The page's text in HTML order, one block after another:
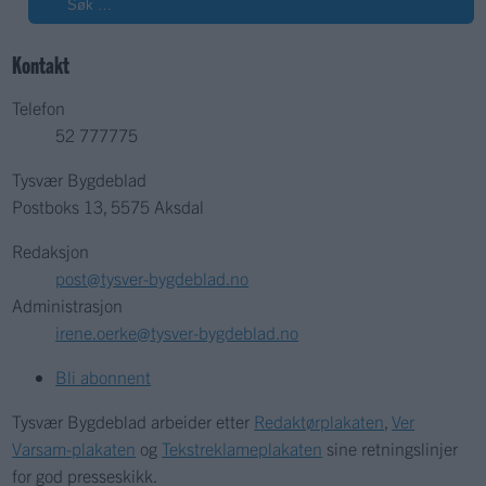
Kontakt
Telefon
52 777775
Tysvær Bygdeblad
Postboks 13, 5575 Aksdal
Redaksjon
post@tysver-bygdeblad.no
Administrasjon
irene.oerke@tysver-bygdeblad.no
Bli abonnent
Tysvær Bygdeblad arbeider etter Redaktørplakaten ,Ver
Varsam-plakaten og Tekstreklameplakaten sine retningslinjer
for god presseskikk.